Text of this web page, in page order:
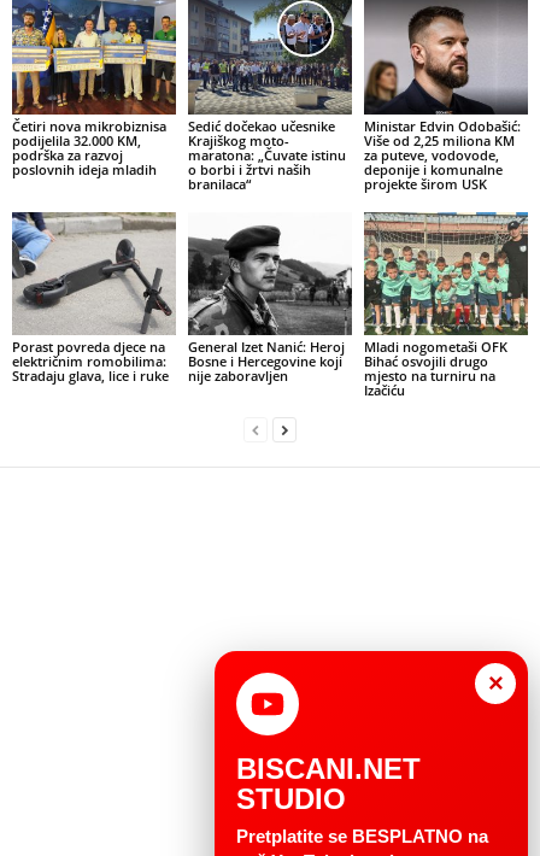
Četiri nova mikrobiznisa
podijelila 32.000 KM,
podrška za razvoj
poslovnih ideja mladih
Sedić dočekao učesnike
Krajiškog moto-
maratona: „Čuvate istinu
o borbi i žrtvi naših
branilaca“
Ministar Edvin Odobašić:
Više od 2,25 miliona KM
za puteve, vodovode,
deponije i komunalne
projekte širom USK
Porast povreda djece na
električnim romobilima:
Stradaju glava, lice i ruke
General Izet Nanić: Heroj
Bosne i Hercegovine koji
nije zaboravljen
Mladi nogometaši OFK
Bihać osvojili drugo
mjesto na turniru na
Izačiću
×
BISCANI.NET
STUDIO
Pretplatite se BESPLATNO na